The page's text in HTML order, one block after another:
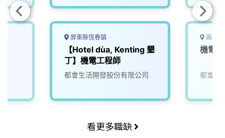
屏東縣恆春鎮
【Hotel dùa, Kenting 墾
丁】機電工程師
都會生活開發股份有限公司
高雄
機電
都會生
看更多職缺